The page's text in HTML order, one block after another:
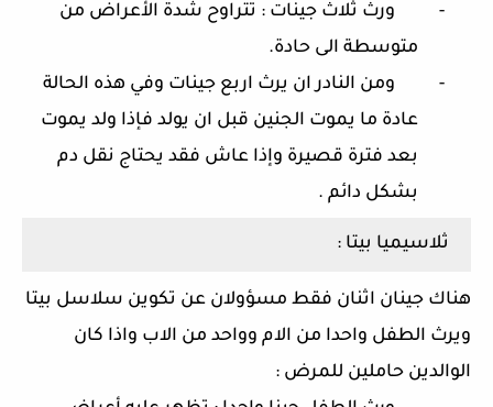
-
ورث ثلاث جينات : تتراوح شدة الأعراض من
متوسطة الى حادة.
-
ومن النادر ان يرث اربع جينات وفي هذه الحالة
عادة ما يموت الجنين قبل ان يولد فإذا ولد يموت
بعد فترة قصيرة وإذا عاش فقد يحتاج نقل دم
بشكل دائم .
ثلاسيميا بيتا :
هناك جينان اثنان فقط مسؤولان عن تكوين سلاسل بيتا
ويرث الطفل واحدا من الام وواحد من الاب واذا كان
الوالدين حاملين للمرض :